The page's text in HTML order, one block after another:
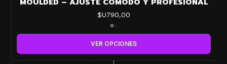
$U790,00
VER OPCIONES